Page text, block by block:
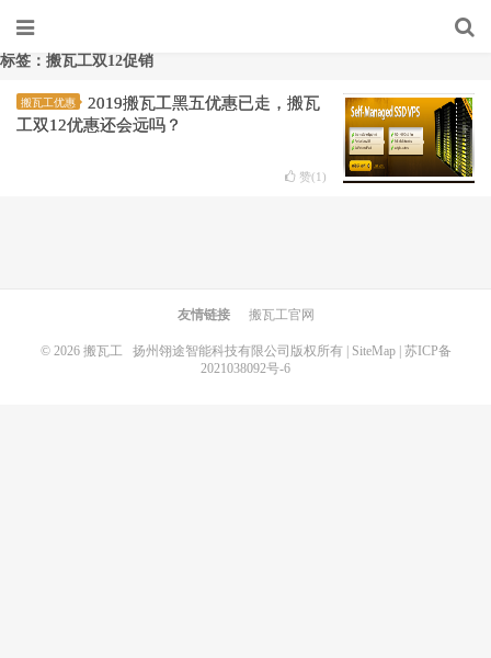
标签：搬瓦工双12促销
搬瓦工优惠
2019搬瓦工黑五优惠已走，搬瓦
工双12优惠还会远吗？
赞(1 )
友情链接 搬瓦工官网
© 2026 搬瓦工扬州翎途智能科技有限公司版权所有 | SiteMap| 苏ICP备
2021038092号-6